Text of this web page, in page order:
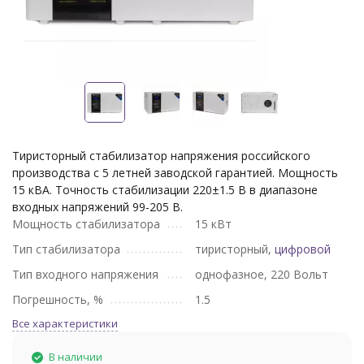
Тиристорный стабилизатор напряжения российского
производства с 5 летней заводской гарантией. Мощность
15 кВА. Точность стабилизации 220±1.5 В в диапазоне
входных напряжений 99-205 В.
Мощность стабилизатора
15 кВт
Тип стабилизатора
тиристорный, цифровой
Тип входного напряжения
однофазное, 220 Вольт
Погрешность, %
1.5
Все характеристики
В наличии